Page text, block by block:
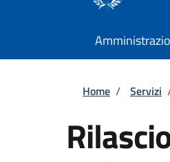
Home / Servizi